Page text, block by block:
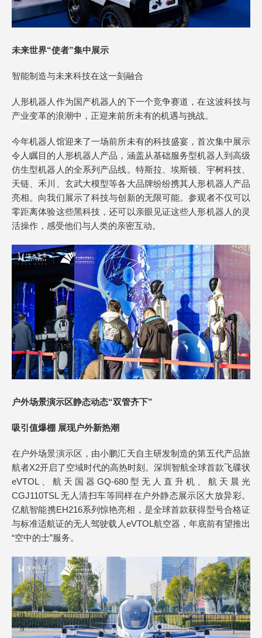
未来世界“使者”集中展示
智能制造与未来科技在这一刻融合
人形机器人作为国产机器人的下一个竞争赛道，在这波科技与
产业变革的浪潮中，正迎来前所未有的机遇与挑战。
今年机器人馆迎来了一场前所未有的科技盛宴，首次集中展示
令人瞩目的人形机器人产品，涵盖从基础服务型机器人到高级
仿生型机器人的全系列产品线。特斯拉、埃斯顿、宇树科技、
天链、禾川、玄武大模型等各大品牌纷纷携其人形机器人产品
亮相。向我们展示了科技与创新的无限可能。参观者不仅可以
零距离体验这些黑科技，还可以亲眼见证这些人形机器人的灵
活操作，感受他们与人类的亲密互动。
户外场景演示区静态动态“双管齐下”
吸引值爆棚 展现户外新热潮
在户外场景演示区，由小鹏汇天自主研发制造的第五代产品旅
航者X2开启了空域时代的高热时刻。深圳智航全球首款飞碟状
eVTOL、航天国器GQ-680型无人直升机、航天晨光
CGJ110TSL 无人清扫车等同样在户外静态展示区大放异彩。
亿航智能携EH216系列惊艳亮相，是全球首款获得型号合格证
与标准适航证的无人驾驶载人eVTOL航空器，年底前有望推出
“空中的士”服务。